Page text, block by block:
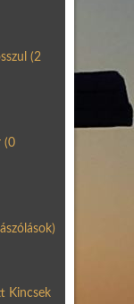
(2
(0
Kincsek